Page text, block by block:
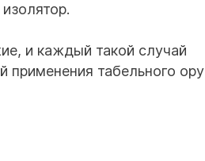
и каждый такой случай
применения табельного